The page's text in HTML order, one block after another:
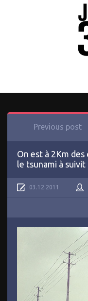
Previous post
On est à 2Km
le tsunami à
03.12.2011